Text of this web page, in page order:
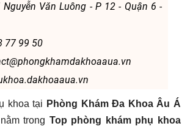
Văn Luông - P 12 - Quận 6 -
77 99 50
khoa tại Phòng Khám Đa Khoa Âu Á
trong Top phòng khám phụ khoa